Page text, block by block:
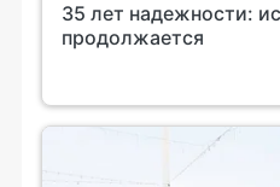
35 лет надежности:
продолжается